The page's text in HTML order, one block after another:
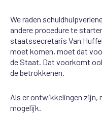
We raden
andere procedure te
staatssecretaris Van
moet komen, moet dat
de Staat. Dat voorkomt
de betrokkenen.
Als er ontwikkelingen zijn,
mogelijk.